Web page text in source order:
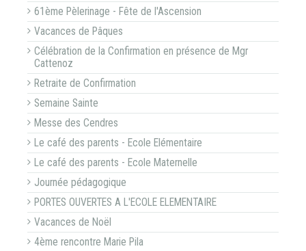
61ème Pèlerinage - Fête de l'Ascension
Vacances de Pâques
Célébration de la Confirmation en présence de Mgr
Cattenoz
Retraite de Confirmation
Semaine Sainte
Messe des Cendres
Le café des parents - Ecole Elémentaire
Le café des parents - Ecole Maternelle
Journée pédagogique
PORTES OUVERTES A L'ECOLE ELEMENTAIRE
Vacances de Noël
4ème rencontre Marie Pila